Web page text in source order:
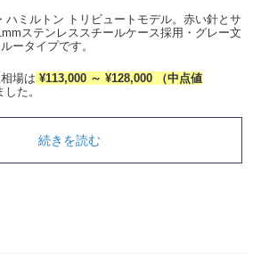
ハミルトン トリビュートモデル。赤い針とサ
ステンレススチールケース採用・グレー文
ータイプです。
場は ¥113,000 ～ ¥128,000 （中点値
た。
続きを読む